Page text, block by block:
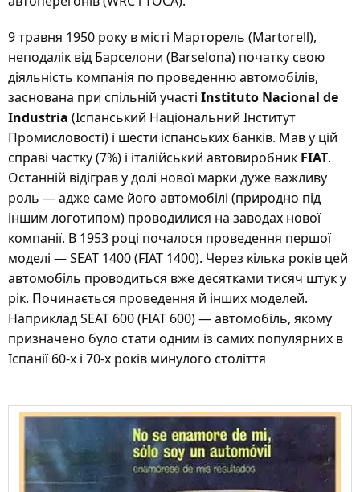
9 травня 1950 року в місті Марторель (Martorell),
неподалік від Барселони (Barselona) початку свою
діяльність компанія по проведенню автомобілів,
заснована при спільній участі Instituto Nacional de
Industria (Іспанський Національний Інститут
Промисловості) і шести іспанських банків. Мав у цій
справі частку (7%) і італійський автовиробник FIAT.
Останній відіграв у долі нової марки дуже важливу
роль — адже саме його автомобілі (природно під
іншим логотипом) проводилися на заводах нової
компанії. В 1953 році почалося проведення першої
моделі — SEAT 1400 (FIAT 1400). Через кілька років цей
автомобіль проводиться вже десятками тисяч штук у
рік. Починається проведення й інших моделей.
Наприклад SEAT 600 (FIAT 600) — автомобіль, якому
призначено було стати одним із самих популярних в
Іспанії 60-х і 70-х років минулого століття